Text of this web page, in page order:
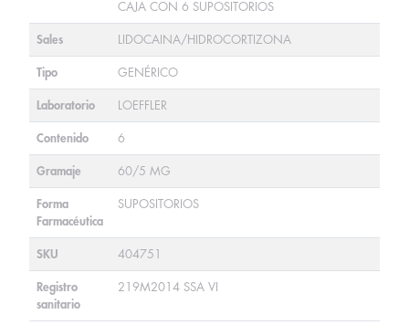
CAJA CON 6 SUPOSITORIOS
Sales LIDOCAINA/HIDROCORTIZONA
Tipo GENÉRICO
Laboratorio LOEFFLER
Contenido 6
Gramaje 60/5 MG
Forma
Farmacéutica
SUPOSITORIOS
SKU 404751
Registro
sanitario
219M2014 SSA VI